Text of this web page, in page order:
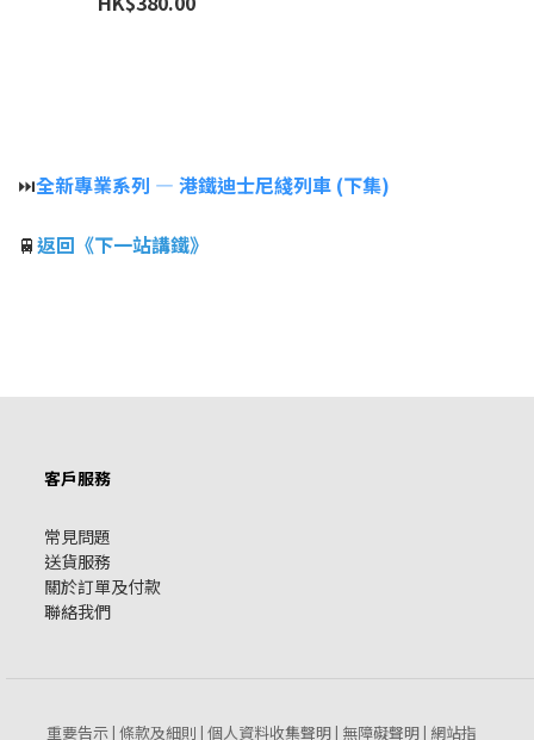
⏭️全新專業系列 — 港鐵迪士尼綫列車 (下集)
🚆返回《下一站講鐵》
客戶服務
常見問題
送貨服務
關於訂單及付款
聯絡我們
重要告示| 條款及細則 | 個人資料收集聲明| 無障礙聲明| 網站指